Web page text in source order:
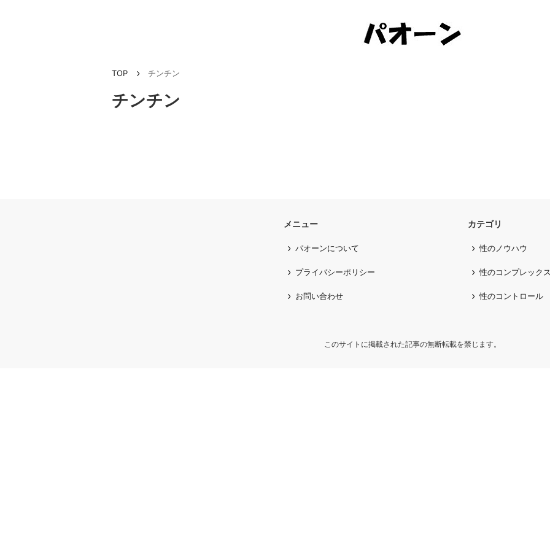
TOP チンチン
チンチン
メニュー
パオーンについて
プライバシーポリシー
お問い合わせ
カテゴリ
性のノウハウ
性のコンプレック
性のコントロール
このサイトに掲載された記事の無断転載を禁じます。